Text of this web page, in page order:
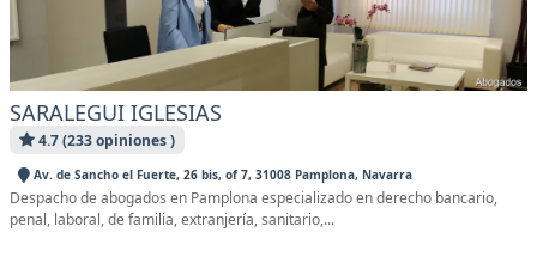
SARALEGUI IGLESIAS
4.7 (233 opiniones )
Av. de Sancho el Fuerte, 26 bis, of 7, 31008 Pamplona, Navarra
Despacho de abogados en Pamplona especializado en derecho bancario,
penal, laboral, de familia, extranjería, sanitario,...